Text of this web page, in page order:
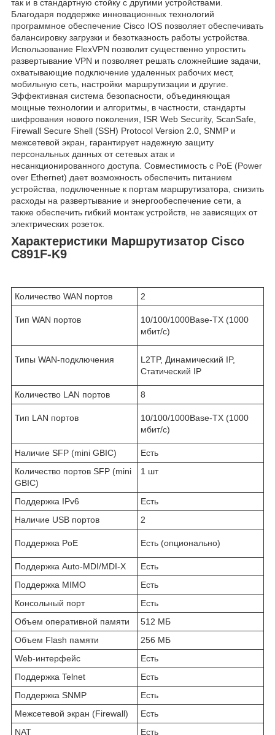
так и в стандартную стойку с другими устройствами.
Благодаря поддержке инновационных технологий
программное обеспечение Cisco IOS позволяет обеспечивать
балансировку загрузки и безотказность работы устройства.
Использование FlexVPN позволит существенно упростить
развертывание VPN и позволяет решать сложнейшие задачи,
охватывающие подключение удаленных рабочих мест,
мобильную сеть, настройки маршрутизации и другие.
Эффективная система безопасности, объединяющая
мощные технологии и алгоритмы, в частности, стандарты
шифрования нового поколения, ISR Web Security, ScanSafe,
Firewall Secure Shell (SSH) Protocol Version 2.0, SNMP и
межсетевой экран, гарантирует надежную защиту
персональных данных от сетевых атак и
несанкционированного доступа. Совместимость с PoE (Power
over Ethernet) дает возможность обеспечить питанием
устройства, подключенные к портам маршрутизатора, снизить
расходы на развертывание и энергообеспечение сети, а
также обеспечить гибкий монтаж устройств, не зависящих от
электрических розеток.
Характеристики Маршрутизатор Cisco
C891F-K9
Количество WAN портов 2
Тип WAN портов
10/100/1000Base-TX (1000
мбит/с)
Типы WAN-подключения
L2TP, Динамический IP,
Статический IP
Количество LAN портов 8
Тип LAN портов
10/100/1000Base-TX (1000
мбит/с)
Наличие SFP (mini GBIC)
Есть
Количество портов SFP (mini
GBIC)
1 шт
Поддержка IPv6
Есть
Наличие USB портов
2
Поддержка PoE Есть (опционально)
Поддержка Auto-MDI/MDI-X
Есть
Поддержка MIMO
Есть
Консольный порт
Есть
Объем оперативной памяти
512 МБ
Объем Flash памяти
256 МБ
Web-интерфейс
Есть
Поддержка Telnet
Есть
Поддержка SNMP
Есть
Межсетевой экран (Firewall)
Есть
NAT
Есть